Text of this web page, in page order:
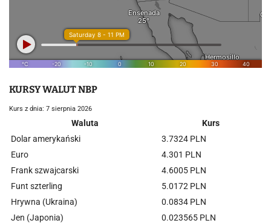
KURSY WALUT NBP
Kurs z dnia: 7 sierpnia 2026
Waluta
Kurs
Dolar amerykański
3.7324 PLN
Euro
4.301 PLN
Frank szwajcarski
4.6005 PLN
Funt szterling
5.0172 PLN
Hrywna (Ukraina)
0.0834 PLN
Jen (Japonia)
0.023565 PLN